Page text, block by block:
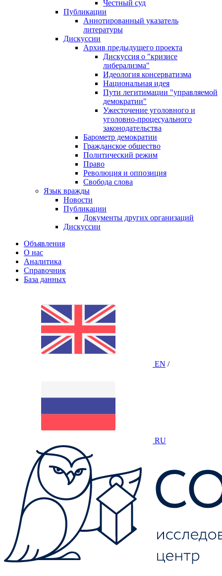
Честный суд
Публикации
Аннотированный указатель
литературы
Дискуссии
Архив предыдущего проекта
Дискуссия о "кризисе
либерализма"
Идеология консерватизма
Национальная идея
Пути легитимации "управляемой
демократии"
Ужесточение уголовного и
уголовно-процесуального
законодательства
Барометр демократии
Гражданское общество
Политический режим
Право
Революция и оппозиция
Свобода слова
Язык вражды
Новости
Публикации
Документы других организаций
Дискуссии
Объявления
О нас
Аналитика
Справочник
База данных
EN /
RU